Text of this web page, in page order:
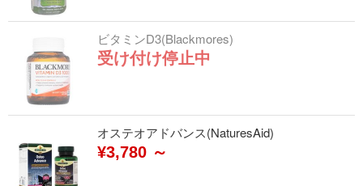
ビタミンD3(Blackmores)
受け付け停止中
オステオアドバンス(NaturesAid)
¥3,780 ～